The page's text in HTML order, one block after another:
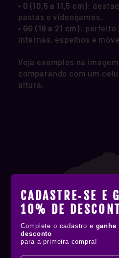
CADASTRE‑SE E
10% DE
Complete o cadastro e ganhe
desconto
para a primeira compra!
• G (10,5 a 11,5 cm):
pastas e videogames.
• GG (19 a 21 cm): perfeito
internas, espelhos e
Veja exemplos na
comparando com um
altura.